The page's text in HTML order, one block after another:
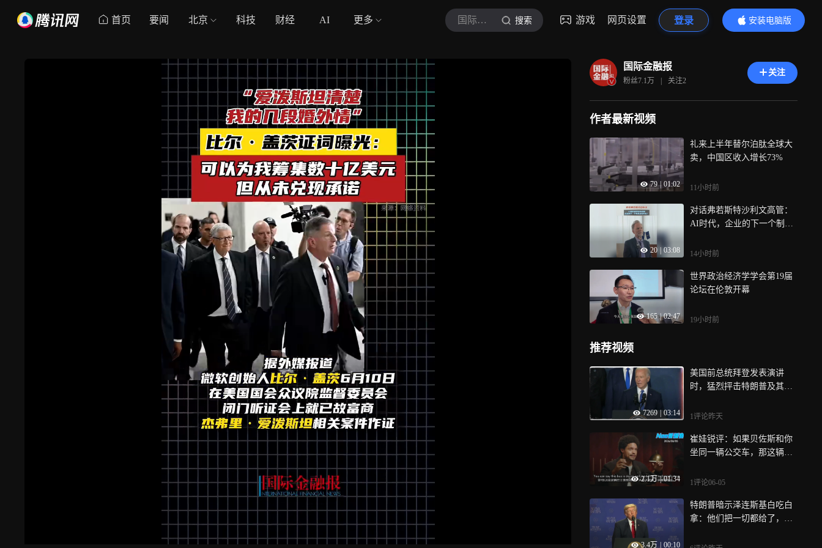
首页 要闻 北京 科技 财经 AI 更多 国际金融报 搜索 游戏 网页设置 登录
安装电脑版
内容更精彩
国际金融报
粉丝7.1万 | 关注2
关注
作者最新视频
79 | 01:02
礼来上半年替尔泊肽全球大
卖，中国区收入增长73%
11小时前
20 03:08
对话弗若斯特沙利文高管：
AI时代，企业的下一个制胜
14小时前
165 | 02:47
世界政治经济学学会第19届
论坛在伦敦开幕
19小时前
推荐视频
7269 03:14
美国前总统拜登发表演讲
时，猛烈抨击特朗普及其政
1评论昨天
2.1万 | 01:34
崔娃锐评：如果贝佐斯和你
坐同一辆公交车，那这辆车
1评论06-05
3.4万 00:10
特朗普暗示泽连斯基白吃白
拿：他们把一切都给了，送